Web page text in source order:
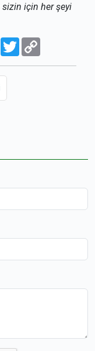
sizin için her şeyi
Message
Twitter